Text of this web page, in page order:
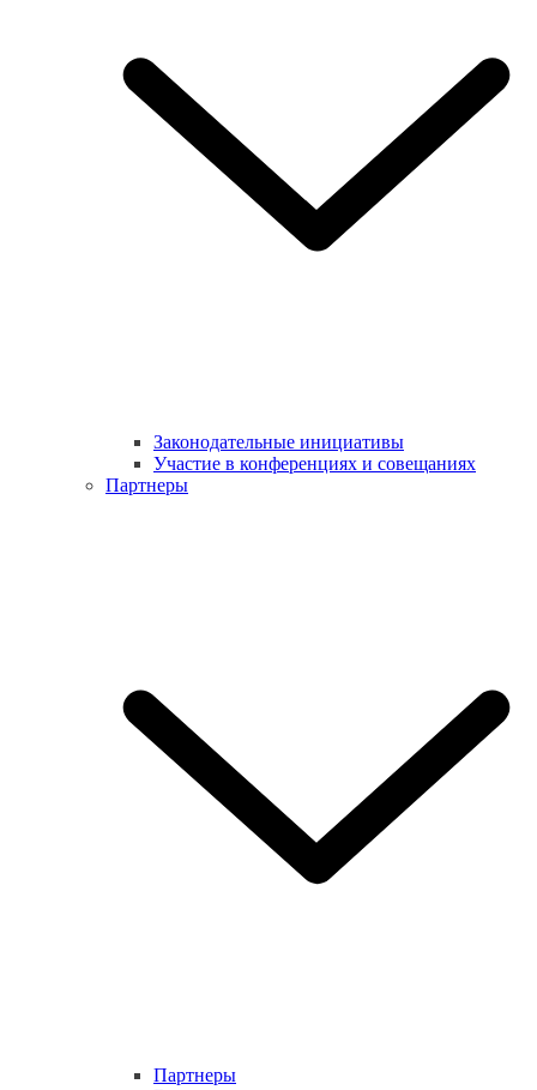
Законодательные инициативы
Участие в конференциях и совещаниях
Партнеры
Партнеры